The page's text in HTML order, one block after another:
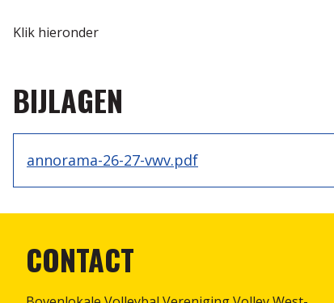
Klik hieronder
BIJLAGEN
annorama-26-27-vwv.pdf
CONTACT